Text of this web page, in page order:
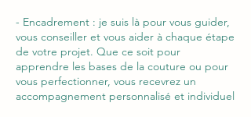
- Encadrement : je suis là pour vous guider,
vous conseiller et vous aider à chaque étape
de votre projet. Que ce soit pour
apprendre les bases de la couture ou pour
vous perfectionner, vous recevrez un
accompagnement personnalisé et individuel